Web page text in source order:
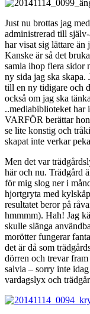
Just nu brottas jag
administrerad till
har visat sig lättare
Kanske är så det
samla ihop flera sidor
ny sida jag ska skapa.
till en ny tidigare och
också om jag ska
..mediabiblioteket har
VARFÖR berättar
se lite konstig och
skapat inte verkar
Men det var
här och nu. Trädgård
för mig slog ner i
hjortgryta med
resultatet beror på
hmmmm). Hah! Jag
skulle slänga
morötter fungerar
det är då som
dörren och trevar
salvia – sorry inte
vardagslyx och